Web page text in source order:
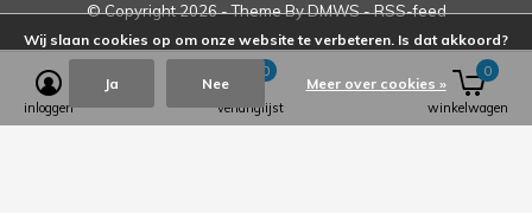
© Copyright2026- Theme ByDMWS-RSS-feed
inloggen verlanglijst
0
winkelwagen
0
Wij slaan cookies op om onze website te verbeteren. Is dat akkoord?
Ja Nee Meer over cookies »